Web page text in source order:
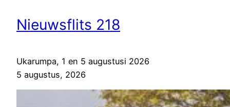
Nieuwsflits 218
Ukarumpa, 1 en 5 augustusi 2026
5 augustus, 2026